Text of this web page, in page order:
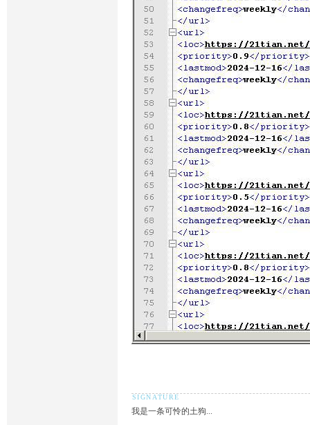
我是一条可怜的土狗...